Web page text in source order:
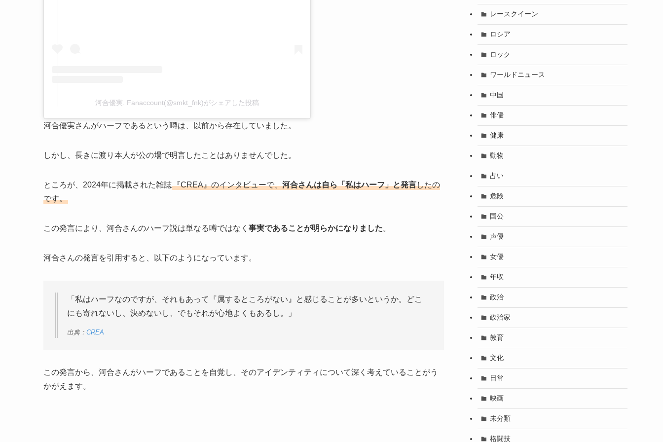
河合優実. Fanaccount(@smkt_fnk)がシェアした投稿
河合優実さんがハーフであるという噂は、以前から存在していました。
しかし、長きに渡り本人が公の場で明言したことはありませんでした。
ところが、2024年に掲載された雑誌『CREA』のインタビューで、河合さんは自ら「私はハーフ」と発言したの
です。
この発言により、河合さんのハーフ説は単なる噂ではなく 事実であることが明らかになりました。
河合さんの発言を引用すると、以下のようになっています。
「私はハーフなのですが、それもあって『属するところがない』と感じることが多いというか。どこ
にも寄れないし、決めないし、でもそれが心地よくもあるし。」
出典： CREA
この発言から、河合さんがハーフであることを自覚し、そのアイデンティティについて深く考えていることがう
かがえます。
レースクイーン
ロシア
ロック
ワールドニュース
中国
俳優
健康
動物
占い
危険
国公
声優
女優
年収
政治
政治家
教育
文化
日常
映画
未分類
格闘技